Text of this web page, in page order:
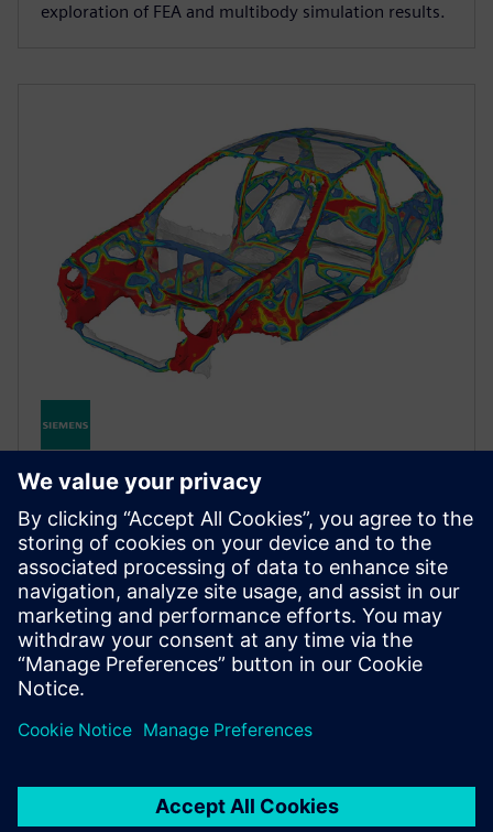
exploration of FEA and multibody simulation results.
STRUCTURAL SIMULATION
Simcenter Optistruct
Industry‑proven structural solver for linear and
nonlinear analysis under static and dynamic loads,
leading the market in design and optimization